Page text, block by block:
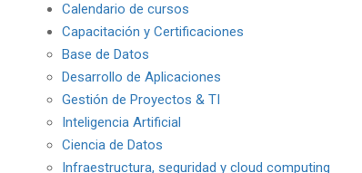
Calendario de cursos
Capacitación y Certificaciones
Base de Datos
Desarrollo de Aplicaciones
Gestión de Proyectos & TI
Inteligencia Artificial
Ciencia de Datos
Infraestructura, seguridad y cloud computing